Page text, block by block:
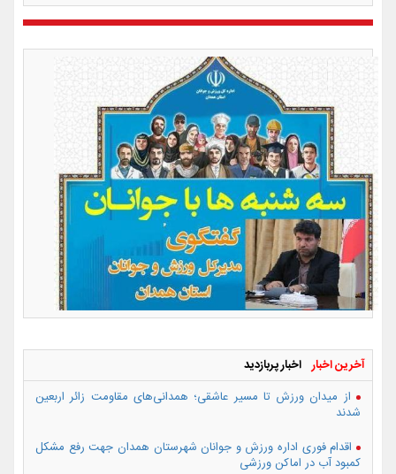
آخرین اخبار اخبار پربازدید
از میدان ورزش تا مسیر عاشقی؛ همدانی‌های مقاومت زائر اربعین
شدند
اقدام فوری اداره ورزش و جوانان شهرستان همدان جهت رفع مشکل
کمبود آب در اماکن ورزشی